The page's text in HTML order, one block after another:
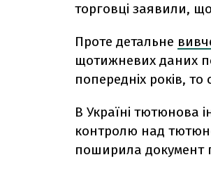
торговці заявили,
Проте детальне
щотижневих даних
попередніх років,
В Україні тютюнова
контролю над
поширила документ